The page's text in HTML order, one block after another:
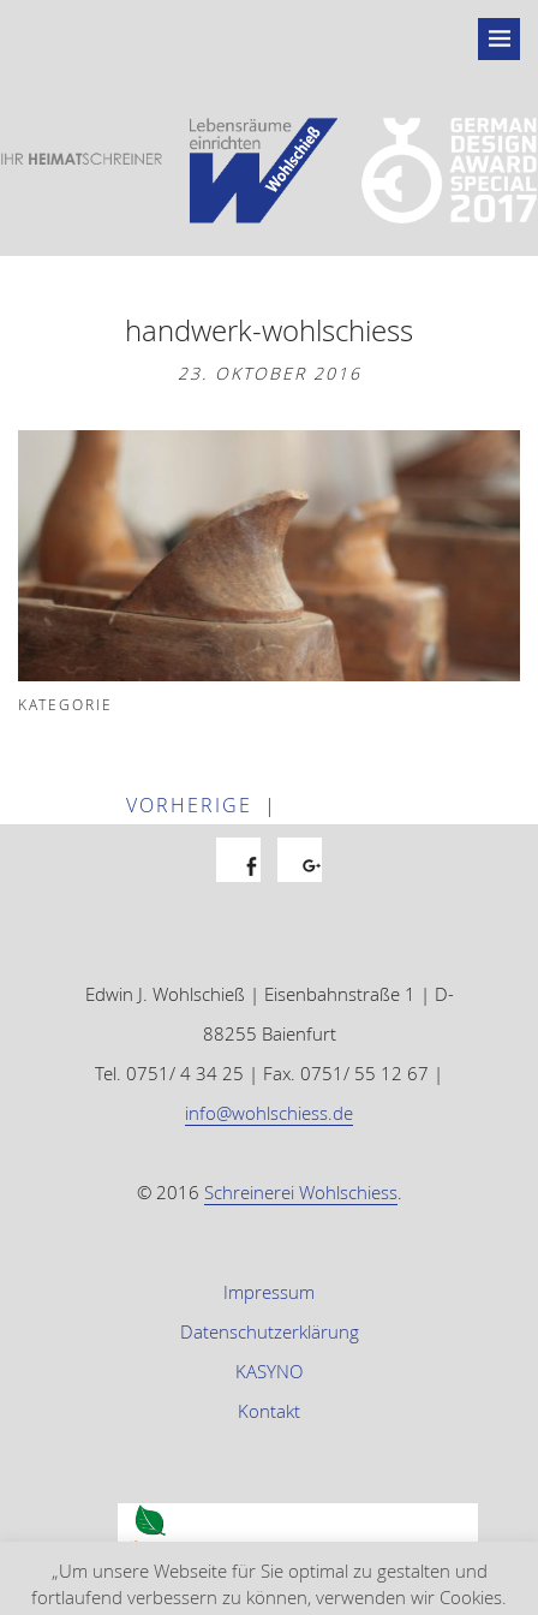
handwerk-wohlschiess
23. OKTOBER 2016
KATEGORIE
VORHERIGE |
Edwin J. Wohlschieß | Eisenbahnstraße 1 | D-
88255 Baienfurt
Tel. 0751/ 4 34 25 | Fax. 0751/ 55 12 67 |
info@wohlschiess.de
© 2016 Schreinerei Wohlschiess.
Impressum
Datenschutzerklärung
KASYNO
Kontakt
„Um unsere Webseite für Sie optimal zu gestalten und
fortlaufend verbessern zu können, verwenden wir Cookies.